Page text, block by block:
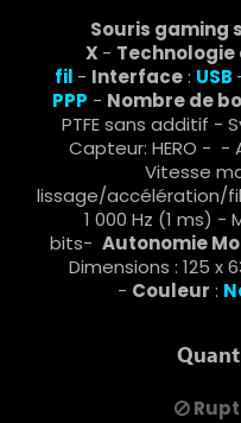
Souris gaming
X -
fil - Interface: USB
PPP - Nombre de
PTFE sans additif -
Capteur: HERO - -
Vitesse
lissage/accélération/
1 000 Hz (1 ms) -
bits- Autonomie
Dimensions : 125 x
- Couleur :